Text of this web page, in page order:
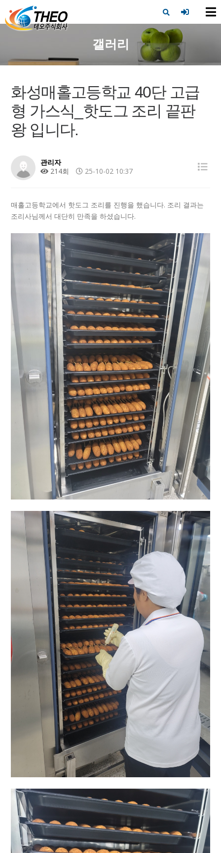
갤러리
화성매홀고등학교 40단 고급
형 가스식_핫도그 조리 끝판
왕 입니다.
관리자
214회
25-10-02 10:37
매홀고등학교에서 핫도그 조리를 진행을 했습니다. 조리 결과는
조리사님께서 대단히 만족을 하셨습니다.